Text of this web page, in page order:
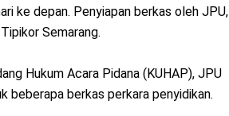
ke depan. Penyiapan berkas oleh JPU,
Semarang.
Hukum Acara Pidana (KUHAP), JPU
beberapa berkas perkara penyidikan.